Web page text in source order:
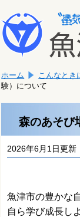
文
へ
移
ま
す。
こ
か
文
で
す。
ホーム こんなとき
験）について
森のあそび
2026年6月1日更新
魚津市の豊かな
自ら学び成長し